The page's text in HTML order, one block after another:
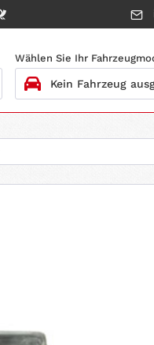
Wählen Sie Ihr
2. MODELL